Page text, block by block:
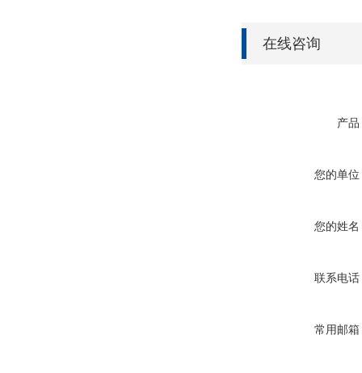
在线咨询
产品
您的单位
您的姓名
联系电话
常用邮箱